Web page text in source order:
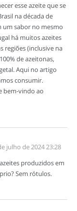
esse azeite que se
na década de
um sabor no mesmo
há muitos azeites
regiões (inclusive na
de azeitonas,
Aqui no artigo
consumir.
bem-vindo ao
julho de 2024 23:28
produzidos em
Sem rótulos.